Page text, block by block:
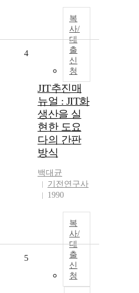
복
사/
대
출
신
청
4
JIT추진매
뉴얼 : JIT화
생산을 실
현한 도요
다의 간판
방식
백대균
기전연구사
1990
복
사/
대
출
신
청
5